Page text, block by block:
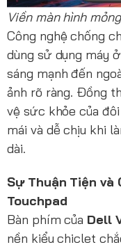
Viền màn hình
Công nghệ chống
dùng sử dụng máy
sáng mạnh đến
ảnh rõ ràng. Đồng
vệ sức khỏe của
mái và dễ chịu khi
dài.
Sự Thuận Tiện và
Touchpad
Bàn phím của Dell
nền kiểu chiclet